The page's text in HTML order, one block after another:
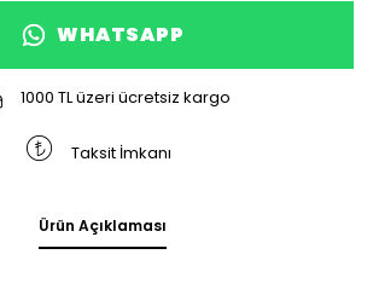
WHATSAPP
1000 TL üzeri ücretsiz kargo
Taksit İmkanı
Ürün Açıklaması